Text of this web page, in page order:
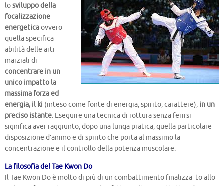
losviluppo della
focalizzazione
energeticaovvero
quella specifica
abilità delle arti
marziali di
concentrare in un
unico impatto la
massima forza ed
energia, il ki (inteso come fonte di energia, spirito, carattere), in un
preciso istante. Eseguire una tecnica di rottura senza ferirsi
significa aver raggiunto, dopo una lunga pratica, quella particolare
disposizione d’animo e di spirito che porta al massimo la
concentrazione e il controllo della potenza muscolare.
La filosofia del Tae Kwon Do
Il Tae Kwon Do è molto di più di un combattimento finalizza to allo